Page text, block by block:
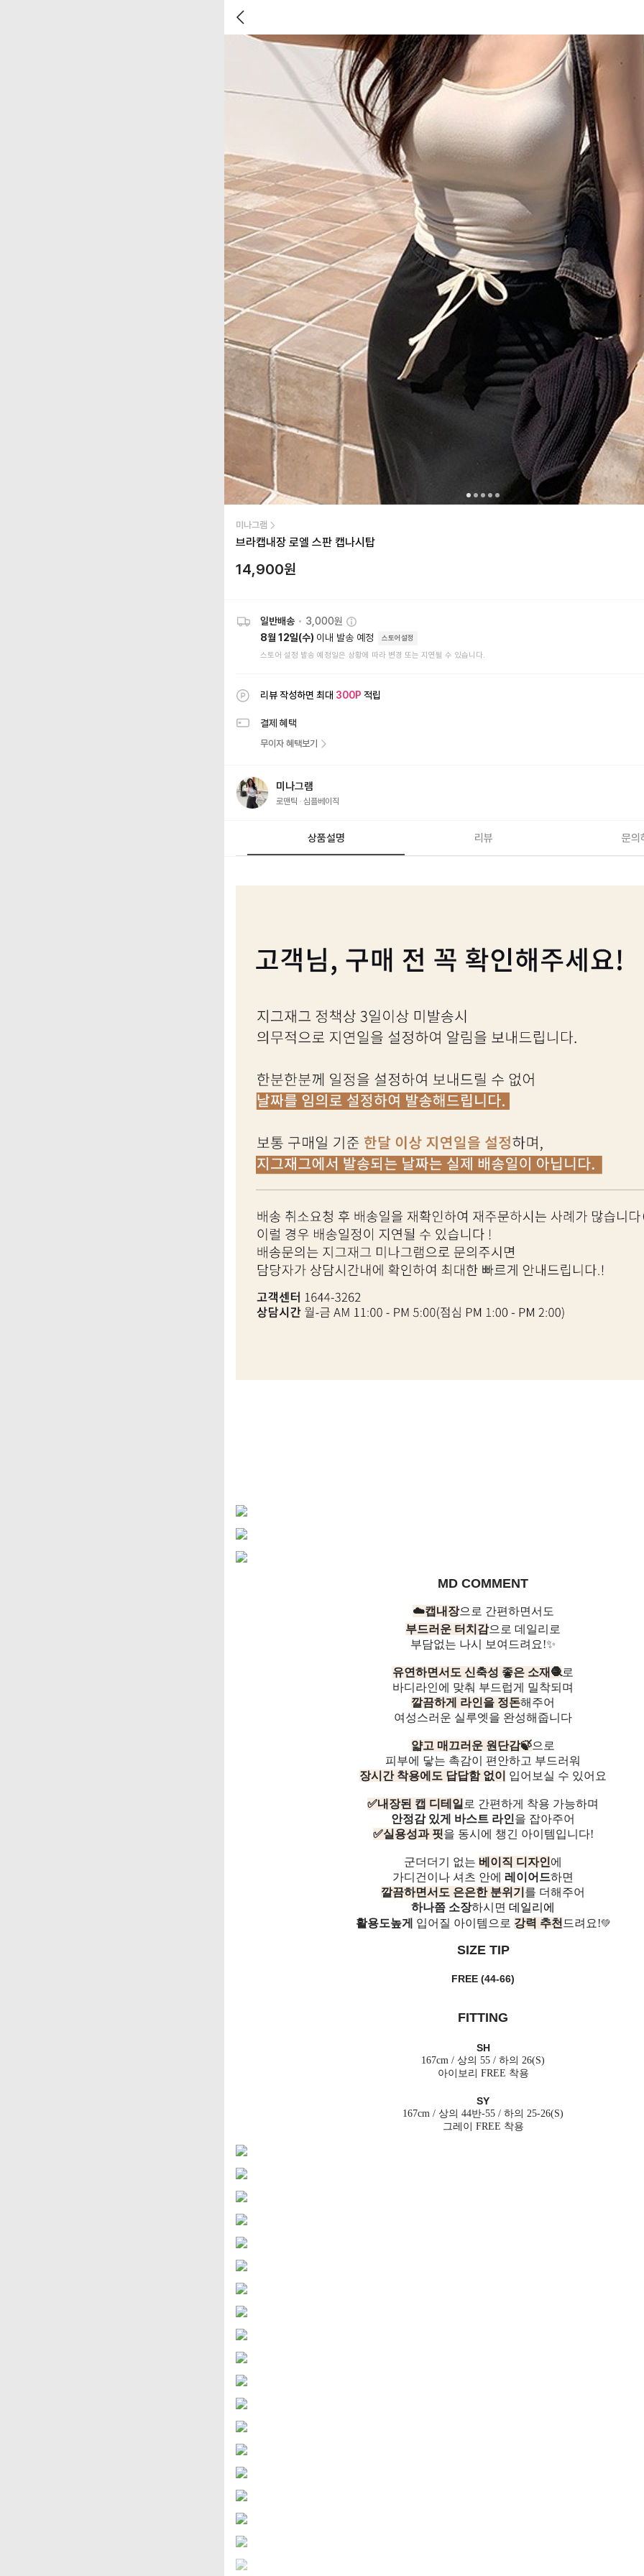
미나그램
브라캡내장 로엘 스판 캡나시탑
14,900원
일반배송 • 3,000원
8월 12일(수) 이내 발송 예정 스토어설정
스토어 설정 발송 예정일은 상황에 따라 변경 또는 지연될 수 있습니다.
리뷰 작성하면 최대 300P 적립
결제 혜택
무이자 혜택보기
미나그램
로맨틱 심플베이직
상품설명 리뷰 문의
MD COMMENT
☁️캡내장으로 간편하면서도
부드러운 터치감으로 데일리로
부담없는 나시 보여드려요!✨
유연하면서도 신축성 좋은 소재🧶로
바디라인에 맞춰 부드럽게 밀착되며
깔끔하게 라인을 정돈해주어
여성스러운 실루엣을 완성해줍니다
얇고 매끄러운 원단감🍃으로
피부에 닿는 촉감이 편안하고 부드러워
장시간 착용에도 답답함 없이
입어보실 수 있어요
✅내장된 캡 디테일 로 간편하게 착용 가능하며
안정감 있게 바스트 라인을 잡아주어
✅실용성과 핏을 동시에 챙긴 아이템입니다!
군더더기 없는 베이직 디자인에
가디건이나 셔츠 안에 레이어드하면
깔끔하면서도 은은한 분위기 를 더해주어
하나쯤 소장하시면 데일리에
활용도높게
입어질 아이템으로 강력 추천 드려요!💚
SIZE TIP
FREE (44-66)
FITTING
SH
167cm / 상의 55 / 하의 26(S)
아이보리 FREE 착용
SY
167cm / 상의 44반-55 / 하의 25-26(S)
그레이 FREE 착용